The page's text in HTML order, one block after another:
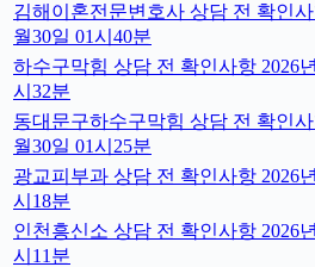
김해이혼전문변호사 상담 전 확인사
월30일 01시40분
하수구막힘 상담 전 확인사항 2026
시32분
동대문구하수구막힘 상담 전 확인사
월30일 01시25분
광교피부과 상담 전 확인사항 2026
시18분
인천흥신소 상담 전 확인사항 2026
시11분